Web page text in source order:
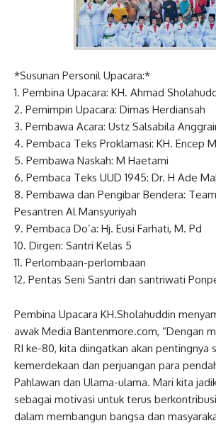
*Susunan Personil Upacara:*
1. Pembina Upacara: KH. Ahmad
2. Pemimpin Upacara: Dimas Herdiansah
3. Pembawa Acara: Ustz Salsabila
4. Pembaca Teks Proklamasi: KH. Encep
5. Pembawa Naskah: M Haetami
6. Pembaca Teks UUD 1945: Dr. H Ade
8. Pembawa dan Pengibar Bendera:
Pesantren Al Mansyuriyah
9. Pembaca Do’a: Hj. Eusi Farhati, M. Pd
10. Dirgen: Santri Kelas 5
11. Perlombaan-perlombaan
12. Pentas Seni Santri dan santriwati
Pembina Upacara KH.Sholahuddin
awak Media Bantenmore.com, “Dengan
RI ke-80, kita diingatkan akan pentingnya
kemerdekaan dan perjuangan para
Pahlawan dan Ulama-ulama. Mari kita
sebagai motivasi untuk terus
dalam membangun bangsa dan